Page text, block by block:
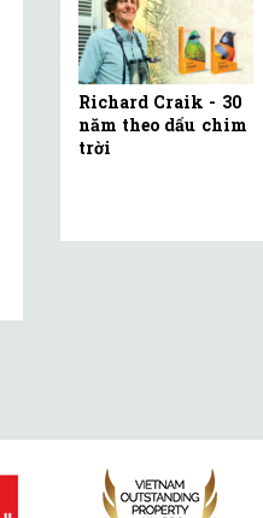
Richard Craik - 30
năm theo dấu chim
trời